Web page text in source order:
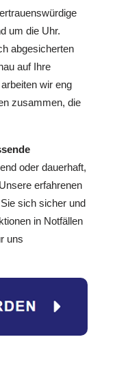
um die Uhr.
abgesicherten
auf Ihre
wir eng
zusammen, die
oder dauerhaft,
erfahrenen
sich sicher und
in Notfällen
uns